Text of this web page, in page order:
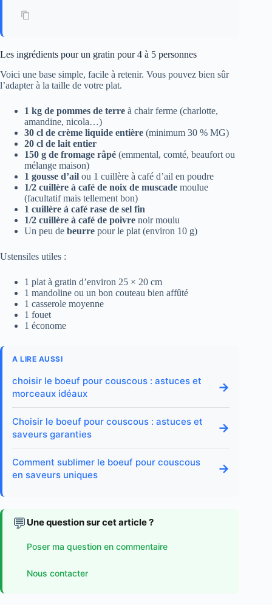
Les ingrédients pour un gratin pour 4 à 5 personnes
Voici une base simple, facile à retenir. Vous pouvez bien sûr
l’adapter à la taille de votre plat.
1 kg de pommes de terre à chair ferme (charlotte,
amandine, nicola…)
30 cl de crème liquide entière (minimum 30 % MG)
20 cl de lait entier
150 g de fromage râpé (emmental, comté, beaufort ou
mélange maison)
1 gousse d’ail ou 1 cuillère à café d’ail en poudre
1/2 cuillère à café de noix de muscade moulue
(facultatif mais tellement bon)
1 cuillère à café rase de sel fin
1/2 cuillère à café de poivre noir moulu
Un peu de beurre pour le plat (environ 10 g)
Ustensiles utiles :
1 plat à gratin d’environ 25 × 20 cm
1 mandoline ou un bon couteau bien affûté
1 casserole moyenne
1 fouet
1 économe
A LIRE AUSSI
choisir le boeuf pour couscous : astuces et
morceaux idéaux
→
Choisir le boeuf pour couscous : astuces et
saveurs garanties
→
Comment sublimer le boeuf pour couscous
en saveurs uniques
→
💬 Une question sur cet article ?
Poser ma question en commentaire
Nous contacter